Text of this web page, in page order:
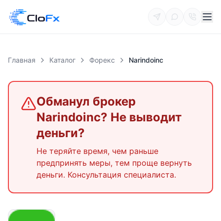
Главная Каталог Форекс Narindoinc
Обманул брокер
Narindoinc? Не выводит
деньги?
Не теряйте время, чем раньше
предпринять меры, тем проще вернуть
деньги. Консультация специалиста.